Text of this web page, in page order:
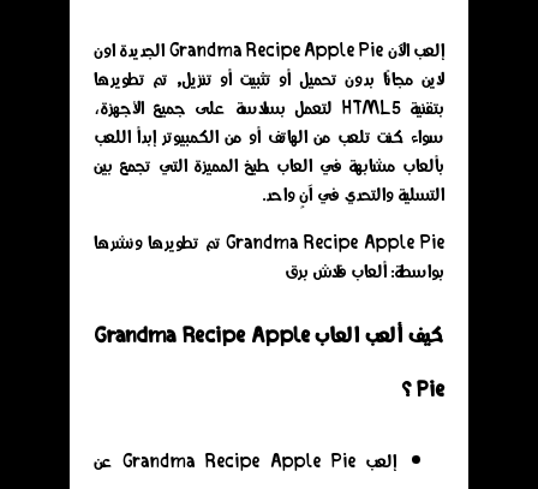
إلعب الآن Grandma Recipe Apple Pie الجديدة اون
لاين مجانًا بدون تحميل أو تثبيت أو تنزيل, تم تطويرها
بتقنية HTML5 لتعمل بسلاسة على جميع الأجهزة،
سواء كنت تلعب من الهاتف أو من الكمبيوتر إبدأ اللعب
بألعاب مشابهة في العاب طبخ المميزة التي تجمع بين
التسلية والتحدي في آنٍ واحد.
Grandma Recipe Apple Pie تم تطويرها ونشرها
بواسطة: ألعاب فلاش برق
كيف ألعب العاب Grandma Recipe Apple
Pie ؟
إلعب Grandma Recipe Apple Pie عن